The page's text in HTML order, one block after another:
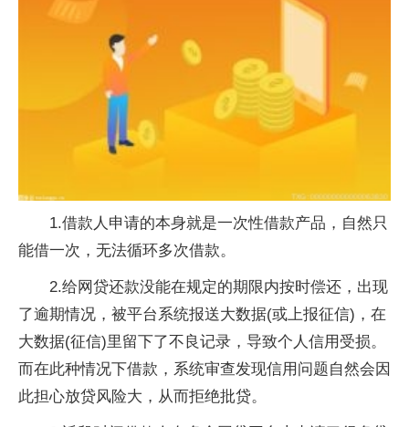
1.借款人申请的本身就是一次性借款产品，自然只
能借一次，无法循环多次借款。
2.给网贷还款没能在规定的期限内按时偿还，出现
了逾期情况，被平台系统报送大数据(或上报征信)，在
大数据(征信)里留下了不良记录，导致个人信用受损。
而在此种情况下借款，系统审查发现信用问题自然会因
此担心放贷风险大，从而拒绝批贷。